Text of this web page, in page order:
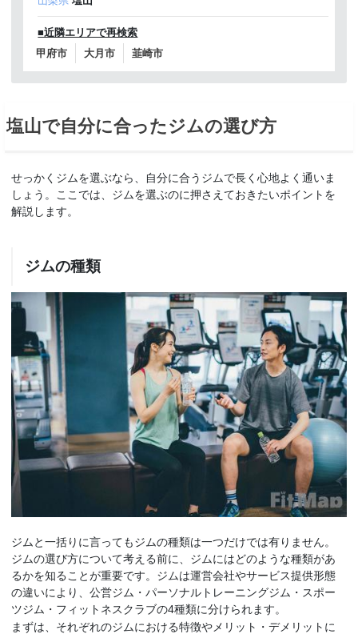
■近隣エリアで再検索
甲府市
大月市 韮崎市
塩山で自分に合ったジムの選び方
せっかくジムを選ぶなら、自分に合うジムで長く心地よく通いま
しょう。ここでは、ジムを選ぶのに押さえておきたいポイントを
解説します。
ジムの種類
ジムと一括りに言ってもジムの種類は一つだけでは有りません。
ジムの選び方について考える前に、ジムにはどのような種類があ
るかを知ることが重要です。ジムは運営会社やサービス提供形態
の違いにより、公営ジム・パーソナルトレーニングジム・スポー
ツジム・フィットネスクラブの4種類に分けられます。
まずは、それぞれのジムにおける特徴やメリット・デメリットに